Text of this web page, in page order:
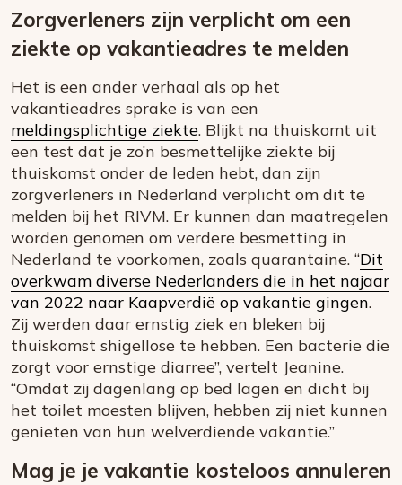
Zorgverleners zijn verplicht om een
ziekte op vakantieadres te melden
Het is een ander verhaal als op het
vakantieadres sprake is van een
meldingsplichtige ziekte. Blijkt na thuiskomt uit
een test dat je zo’n besmettelijke ziekte bij
thuiskomst onder de leden hebt, dan zijn
zorgverleners in Nederland verplicht om dit te
melden bij het RIVM. Er kunnen dan maatregelen
worden genomen om verdere besmetting in
Nederland te voorkomen, zoals quarantaine. “Dit
overkwam diverse Nederlanders die in het najaar
van 2022 naar Kaapverdië op vakantie gingen.
Zij werden daar ernstig ziek en bleken bij
thuiskomst shigellose te hebben. Een bacterie die
zorgt voor ernstige diarree”, vertelt Jeanine.
“Omdat zij dagenlang op bed lagen en dicht bij
het toilet moesten blijven, hebben zij niet kunnen
genieten van hun welverdiende vakantie.”
Mag je je vakantie kosteloos annuleren